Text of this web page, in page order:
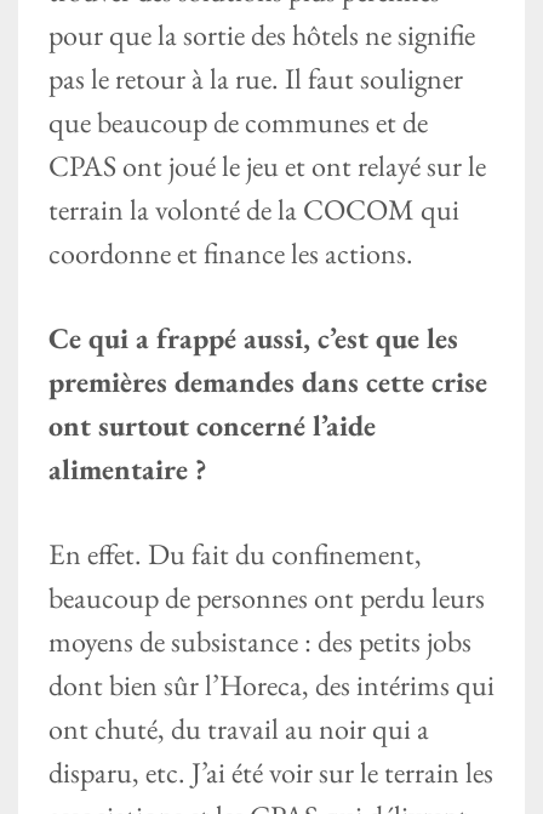
pour que la sortie des hôtels ne signifie
pas le retour à la rue. Il faut souligner
que beaucoup de communes et de
CPAS ont joué le jeu et ont relayé sur le
terrain la volonté de la COCOM qui
coordonne et finance les actions.
Ce qui a frappé aussi, c’est que les
premières demandes dans cette crise
ont surtout concerné l’aide
alimentaire ?
En effet. Du fait du confinement,
beaucoup de personnes ont perdu leurs
moyens de subsistance : des petits jobs
dont bien sûr l’Horeca, des intérims qui
ont chuté, du travail au noir qui a
disparu, etc. J’ai été voir sur le terrain les